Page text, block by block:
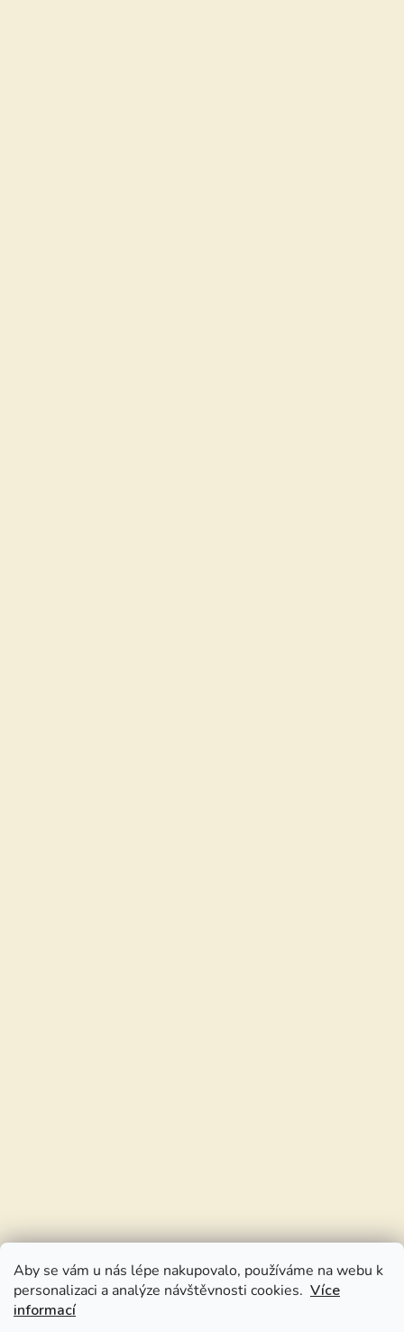
Aby se vám u nás lépe nakupovalo, používáme na webu k
personalizaci a analýze návštěvnosti cookies. Více
informací